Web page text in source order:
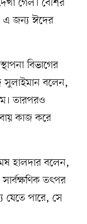
গেল। বেশির
এ জন্য ঈদের
বিভাগের
সুলাইমান বলেন,
তারপরও
কাজ করে
হালদার বলেন,
তৎপর
যেতে পারে, সে